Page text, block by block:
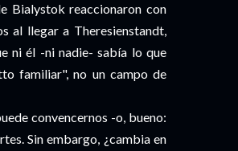
Bialystok reaccionaron con
al llegar a Theresienstandt,
ni él -ni nadie- sabía lo que
familiar", no un campo de
convencernos -o, bueno:
Sin embargo, ¿cambia en